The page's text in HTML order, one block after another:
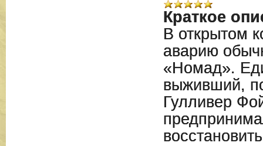
Краткое
В открытом
аварию
«Номад».
выживший,
Гулливер